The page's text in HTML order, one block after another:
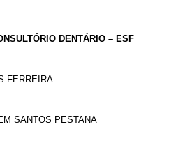
DENTÁRIO – ESF
FERREIRA
SANTOS PESTANA